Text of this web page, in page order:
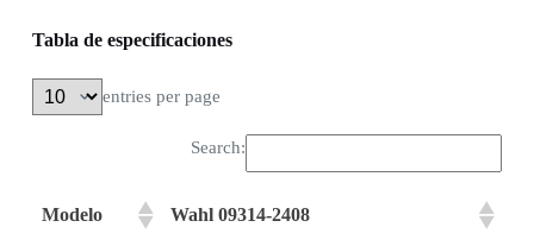
Tabla de especificaciones
entries per page
Search:
Modelo Wahl 09314-2408